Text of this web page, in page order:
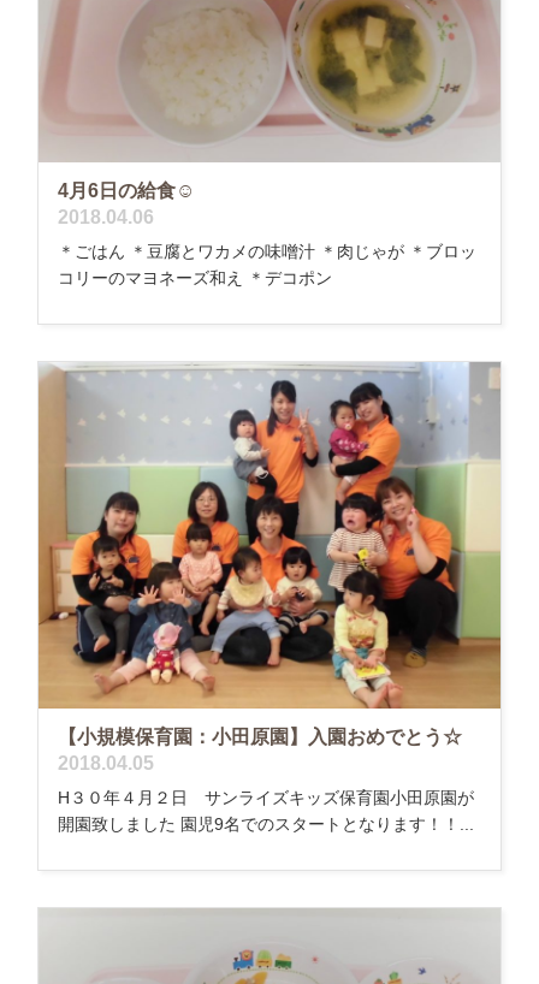
4月6日の給食☺
2018.04.06
＊ごはん ＊豆腐とワカメの味噌汁 ＊肉じゃが ＊ブロッ
コリーのマヨネーズ和え ＊デコポン
【小規模保育園：小田原園】入園おめでとう☆
2018.04.05
H３０年４月２日 サンライズキッズ保育園小田原園が
開園致しました 園児9名でのスタートとなります！！...